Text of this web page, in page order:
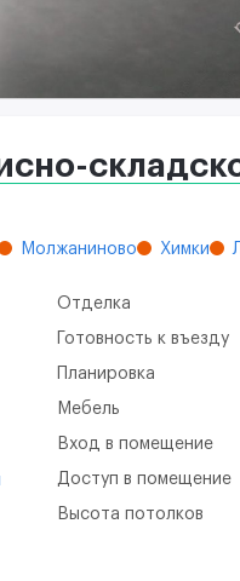
Молжаниново Химки
Отделка
Готовность к въезду
Планировка
Мебель
Вход в помещение
Доступ в помещение
Высота потолков